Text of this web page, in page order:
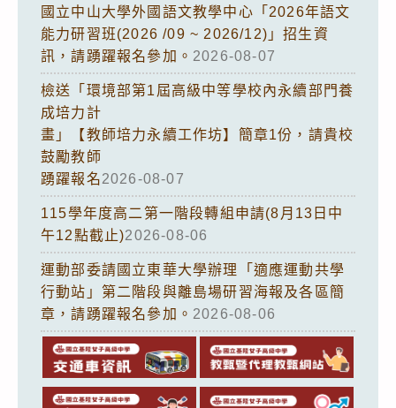
國立中山大學外國語文教學中心「2026年語文
能力研習班(2026 /09 ~ 2026/12)」招生資
訊，請踴躍報名參加。 2026-08-07
檢送「環境部第1屆高級中等學校內永續部門養
成培力計
畫」【教師培力永續工作坊】簡章1份，請貴校
鼓勵教師
踴躍報名2026-08-07
115學年度高二第一階段轉組申請(8月13日中
午12點截止)2026-08-06
運動部委請國立東華大學辦理「適應運動共學
行動站」第二階段與離島場研習海報及各區簡
章，請踴躍報名參加。 2026-08-06